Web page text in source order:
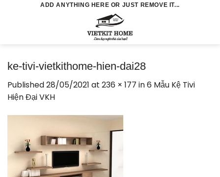
ADD ANYTHING HERE OR JUST REMOVE IT...
ke-tivi-vietkithome-hien-dai28
Published28/05/2021 at 236 × 177 in6 Mẫu Kệ Tivi
Hiện Đại VKH